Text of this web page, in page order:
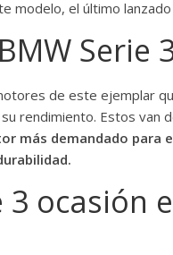
modelo, el último
Serie
de este ejemplar
rendimiento. Estos van
más demandado para
3 ocasión